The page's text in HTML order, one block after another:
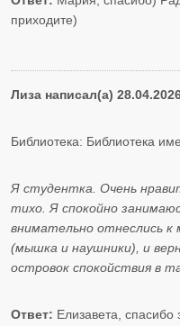
приходите)
Лиза написал(а)
Библиотека: Библиотека
Я студентка. Очень
тихо. Я спокойно
внимательно отнеслись
(мышка и наушники), и
островок спокойствия в
Ответ: Елизавета,